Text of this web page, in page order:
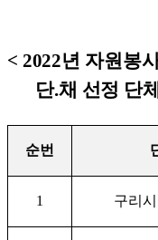
< 2022년 자원봉
단.채 선정 단체
순번
1 구리